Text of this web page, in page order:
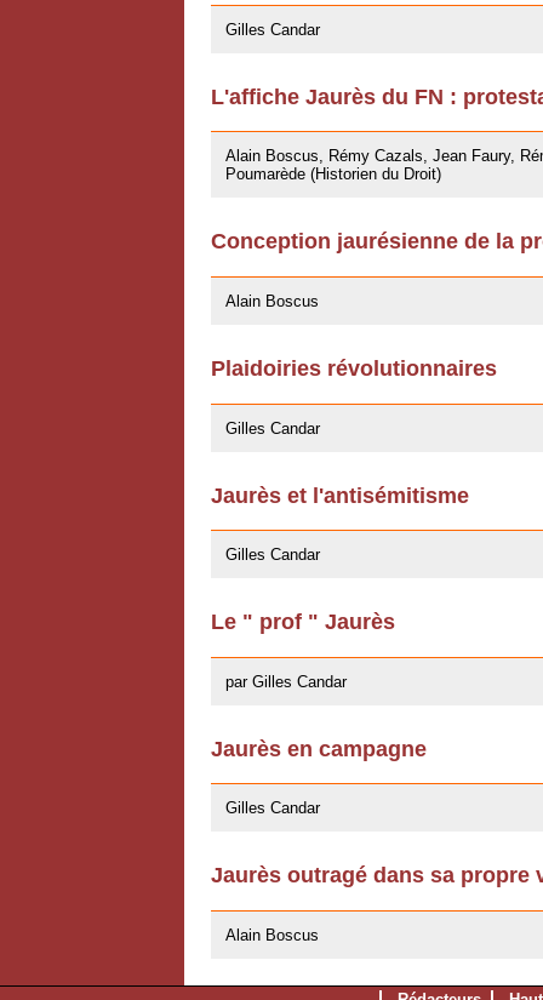
Gilles Candar
L'affiche Jaurès du FN :
Alain Boscus, Rémy Cazals, Jean Faury,
Poumarède (Historien du Droit)
Conception jaurésienne de la
Alain Boscus
Plaidoiries révolutionnaires
Gilles Candar
Jaurès et l'antisémitisme
Gilles Candar
Le " prof " Jaurès
par Gilles Candar
Jaurès en campagne
Gilles Candar
Jaurès outragé dans sa propre
Alain Boscus